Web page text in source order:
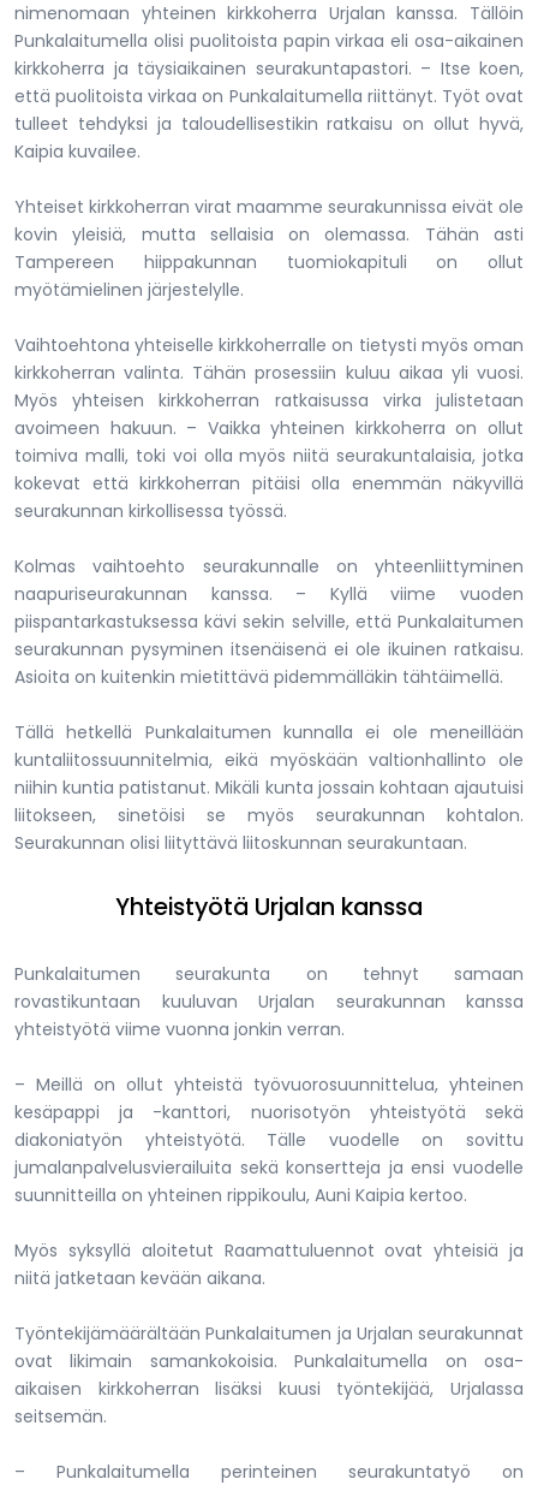
nimenomaan yhteinen kirkkoherra Urjalan kanssa. Tällöin
Punkalaitumella olisi puolitoista papin virkaa eli osa-aikainen
kirkkoherra ja täysiaikainen seurakuntapastori. – Itse koen,
että puolitoista virkaa on Punkalaitumella riittänyt. Työt ovat
tulleet tehdyksi ja taloudellisestikin ratkaisu on ollut hyvä,
Kaipia kuvailee.
Yhteiset kirkkoherran virat maamme seurakunnissa eivät ole
kovin yleisiä, mutta sellaisia on olemassa. Tähän asti
Tampereen hiippakunnan tuomiokapituli on ollut
myötämielinen järjestelylle.
Vaihtoehtona yhteiselle kirkkoherralle on tietysti myös oman
kirkkoherran valinta. Tähän prosessiin kuluu aikaa yli vuosi.
Myös yhteisen kirkkoherran ratkaisussa virka julistetaan
avoimeen hakuun. – Vaikka yhteinen kirkkoherra on ollut
toimiva malli, toki voi olla myös niitä seurakuntalaisia, jotka
kokevat että kirkkoherran pitäisi olla enemmän näkyvillä
seurakunnan kirkollisessa työssä.
Kolmas vaihtoehto seurakunnalle on yhteenliittyminen
naapuriseurakunnan kanssa. – Kyllä viime vuoden
piispantarkastuksessa kävi sekin selville, että Punkalaitumen
seurakunnan pysyminen itsenäisenä ei ole ikuinen ratkaisu.
Asioita on kuitenkin mietittävä pidemmälläkin tähtäimellä.
Tällä hetkellä Punkalaitumen kunnalla ei ole meneillään
kuntaliitossuunnitelmia, eikä myöskään valtionhallinto ole
niihin kuntia patistanut. Mikäli kunta jossain kohtaan ajautuisi
liitokseen, sinetöisi se myös seurakunnan kohtalon.
Seurakunnan olisi liityttävä liitoskunnan seurakuntaan.
Yhteistyötä Urjalan kanssa
Punkalaitumen seurakunta on tehnyt samaan
rovastikuntaan kuuluvan Urjalan seurakunnan kanssa
yhteistyötä viime vuonna jonkin verran.
– Meillä on ollut yhteistä työvuorosuunnittelua, yhteinen
kesäpappi ja -kanttori, nuorisotyön yhteistyötä sekä
diakoniatyön yhteistyötä. Tälle vuodelle on sovittu
jumalanpalvelusvierailuita sekä konsertteja ja ensi vuodelle
suunnitteilla on yhteinen rippikoulu, Auni Kaipia kertoo.
Myös syksyllä aloitetut Raamattuluennot ovat yhteisiä ja
niitä jatketaan kevään aikana.
Työntekijämäärältään Punkalaitumen ja Urjalan seurakunnat
ovat likimain samankokoisia. Punkalaitumella on osa-
aikaisen kirkkoherran lisäksi kuusi työntekijää, Urjalassa
seitsemän.
– Punkalaitumella perinteinen seurakuntatyö on